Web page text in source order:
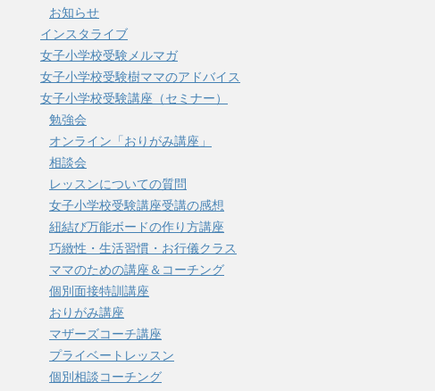
お知らせ
インスタライブ
女子小学校受験メルマガ
女子小学校受験樹ママのアドバイス
女子小学校受験講座（セミナー）
勉強会
オンライン「おりがみ講座」
相談会
レッスンについての質問
女子小学校受験講座受講の感想
紐結び万能ボードの作り方講座
巧緻性・生活習慣・お行儀クラス
ママのための講座＆コーチング
個別面接特訓講座
おりがみ講座
マザーズコーチ講座
プライベートレッスン
個別相談コーチング